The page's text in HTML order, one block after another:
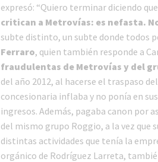
expresó: “Quiero terminar diciendo que
critican a Metrovías: es nefasta.
subte distinto, un subte donde todos
Ferraro, quien también responde a
fraudulentas de Metrovías y del
del año 2012, al hacerse el traspaso
concesionaria inflaba y no ponía en
ingresos. Además, pagaba canon por
del mismo grupo Roggio, a la vez
distintas actividades que tenía la
orgánico de Rodríguez Larreta,